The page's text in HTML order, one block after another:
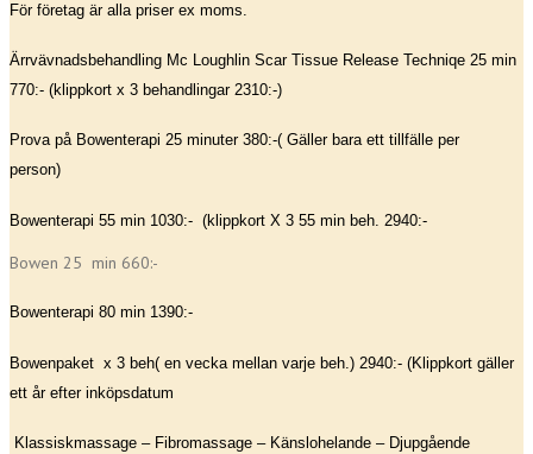
För företag är alla priser ex moms.
Ärrvävnadsbehandling Mc Loughlin Scar Tissue Release Techniqe 25 min
770:- (klippkort x 3 behandlingar 2310:-)
Prova på Bowenterapi 25 minuter 380:-( Gäller bara ett tillfälle per
person)
Bowenterapi 55 min 1030:- (klippkort X 3 55 min beh. 2940:-
Bowen 25 min 660:-
Bowenterapi 80 min 1390:-
Bowenpaket x 3 beh( en vecka mellan varje beh.) 2940:- (Klippkort gäller
ett år efter inköpsdatum
Klassiskmassage – Fibromassage – Känslohelande – Djupgående